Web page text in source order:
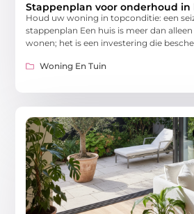
Stappenplan voor onderhoud
Houd uw woning in topconditie: een
stappenplan Een huis is meer dan
wonen; het is een investering die
Woning En Tuin